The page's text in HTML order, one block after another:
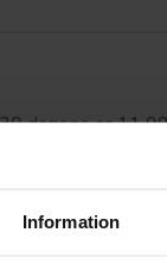
Information
dagene er